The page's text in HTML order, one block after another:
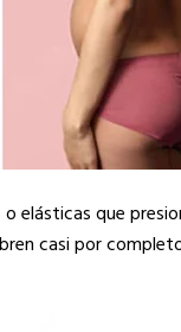
elásticas que
casi por